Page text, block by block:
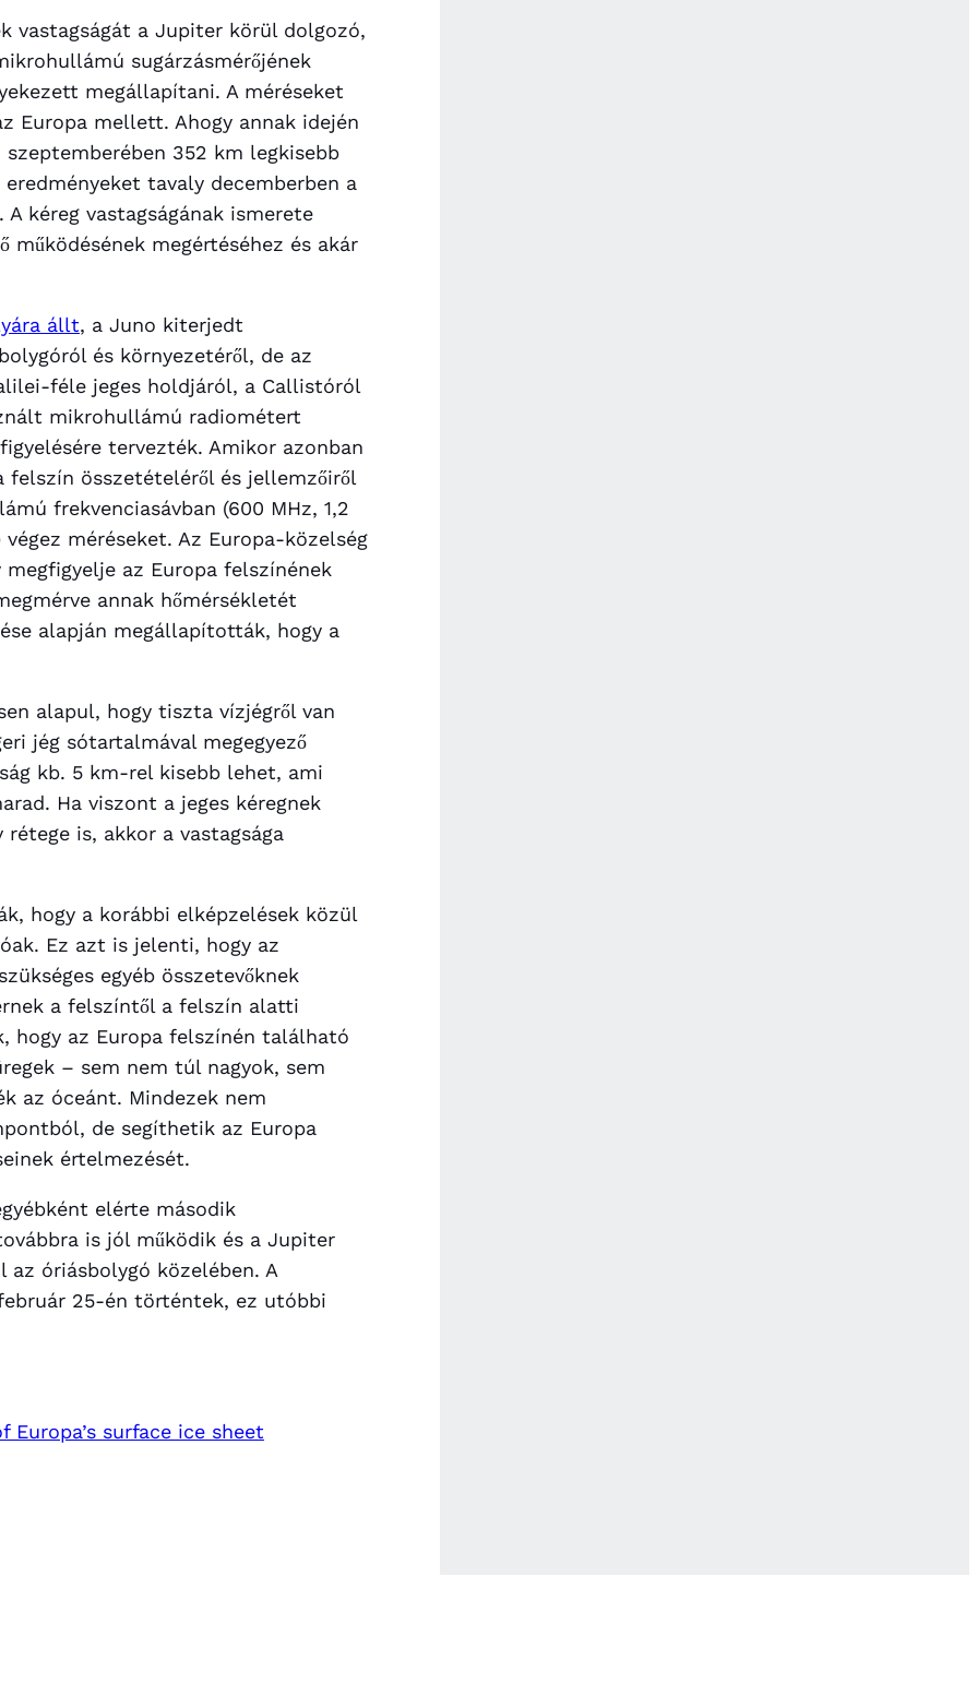
vastagságát a Jupiter körül dolgozó,
sugárzásmérőjének
megállapítani. A méréseket
Europa mellett. Ahogy annak idején
szeptemberében 352 km legkisebb
tavaly decemberben a
. A kéreg vastagságának ismerete
megértéséhez és akár
állt, a Juno kiterjedt
és környezetéről, de az
féle jeges holdjáról, a Callistóról
mikrohullámú radiométert
tervezték. Amikor azonban
összetételéről és jellemzőiről
frekvenciasávban (600 MHz, 1,2
méréseket. Az Europa-közelség
az Europa felszínének
annak hőmérsékletét
alapján megállapították, hogy a
alapul, hogy tiszta vízjégről van
jég sótartalmával megegyező
kb. 5 km-rel kisebb lehet, ami
Ha viszont a jeges kéregnek
is, akkor a vastagsága
hogy a korábbi elképzelések közül
Ez azt is jelenti, hogy az
egyéb összetevőknek
a felszíntől a felszín alatti
hogy az Europa felszínén található
– sem nem túl nagyok, sem
az óceánt. Mindezek nem
de segíthetik az Europa
értelmezését.
elérte második
is jól működik és a Jupiter
óriásbolygó közelében. A
25-én történtek, ez utóbbi
surface ice sheet